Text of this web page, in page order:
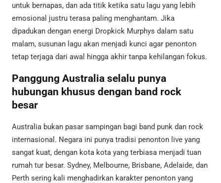
untuk bernapas, dan ada titik ketika satu lagu yang lebih
emosional justru terasa paling menghantam. Jika
dipadukan dengan energi Dropkick Murphys dalam satu
malam, susunan lagu akan menjadi kunci agar penonton
tetap terjaga dari awal hingga akhir tanpa kehilangan fokus.
Panggung Australia selalu punya
hubungan khusus dengan band rock
besar
Australia bukan pasar sampingan bagi band punk dan rock
internasional. Negara ini punya tradisi penonton live yang
sangat kuat, dengan kota kota yang terbiasa menjadi tuan
rumah tur besar. Sydney, Melbourne, Brisbane, Adelaide, dan
Perth sering kali menghadirkan karakter penonton yang